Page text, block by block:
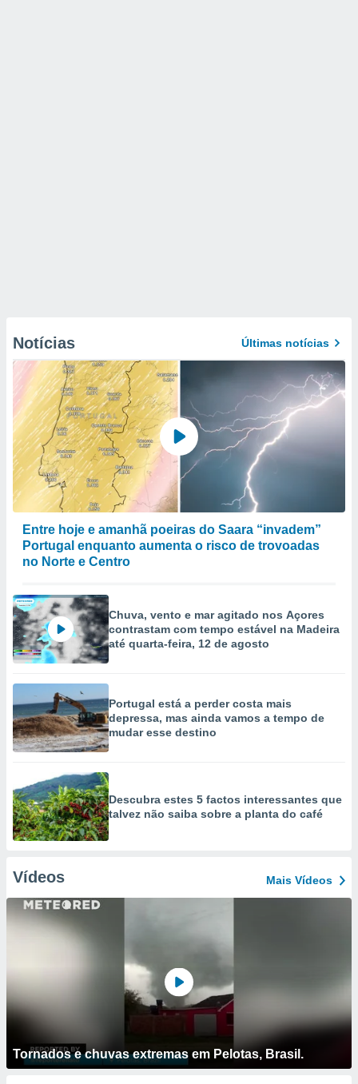
Notícias Últimas notícias
Entre hoje e amanhã poeiras do Saara “invadem”
Portugal enquanto aumenta o risco de trovoadas
no Norte e Centro
Chuva, vento e mar agitado nos Açores
contrastam com tempo estável na Madeira
até quarta-feira, 12 de agosto
Portugal está a perder costa mais
depressa, mas ainda vamos a tempo de
mudar esse destino
Descubra estes 5 factos interessantes que
talvez não saiba sobre a planta do café
Vídeos Mais Vídeos
Tornados e chuvas extremas em Pelotas, Brasil.